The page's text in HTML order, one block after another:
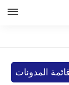
المدونات